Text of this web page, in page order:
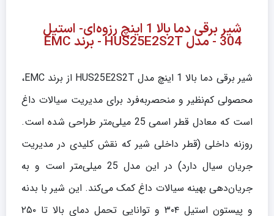
شیر برقی دما بالا 1 اینچ رزوه‌ای- استیل
304 - مدل HUS25E2S2T - برند EMC
شیر برقی دما بالا 1 اینچ مدل HUS25E2S2T از برند EMC،
محصولی کم‌نظیر و منحصربه‌فرد برای مدیریت سیالات داغ
است که معادل قطر اسمی 25 میلی‌متر طراحی شده است.
روزنه داخلی (قطر داخلی شیر که نقش کلیدی در مدیریت
جریان سیال دارد) در این مدل 25 میلی‌متر است و به
جریان‌دهی بهینه سیالات داغ کمک می‌کند. این شیر با بدنه
و پیستون استیل ۳۰۴ و توانایی تحمل دمای بالا تا ۲۵۰